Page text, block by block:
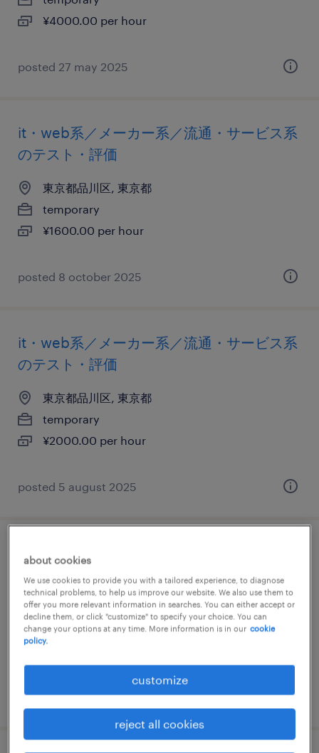
¥4000.00 per hour
posted 27 may 2025
it・web系／メーカー系／流通・サービス系
のテスト・評価
東京都品川区, 東京都
temporary
¥1600.00 per hour
posted 8 october 2025
it・web系／メーカー系／流通・サービス系
のテスト・評価
東京都品川区, 東京都
temporary
¥2000.00 per hour
posted 5 august 2025
it・web系／金融系の運用管理・保守
東京都品川区, 東京都
temporary
¥1800.00 per hour
posted 20 may 2025
about cookies
We use cookies to provide you with a tailored experience, to diagnose
technical problems, to help us improve our website. We also use them to
offer you more relevant information in searches. You can either accept or
decline them, or click "customize" to specify your choice. You can
change your options at any time. More information is in our cookie
policy.
customize
reject all cookies